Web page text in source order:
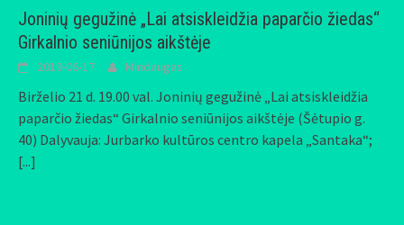
Joninių gegužinė „Lai atsiskleidžia paparčio žiedas“
Girkalnio seniūnijos aikštėje
2019-06-17 Mindaugas
Birželio 21 d. 19.00 val. Joninių gegužinė „Lai atsiskleidžia
paparčio žiedas“ Girkalnio seniūnijos aikštėje (Šėtupio g.
40) Dalyvauja: Jurbarko kultūros centro kapela „Santaka“;
[...]